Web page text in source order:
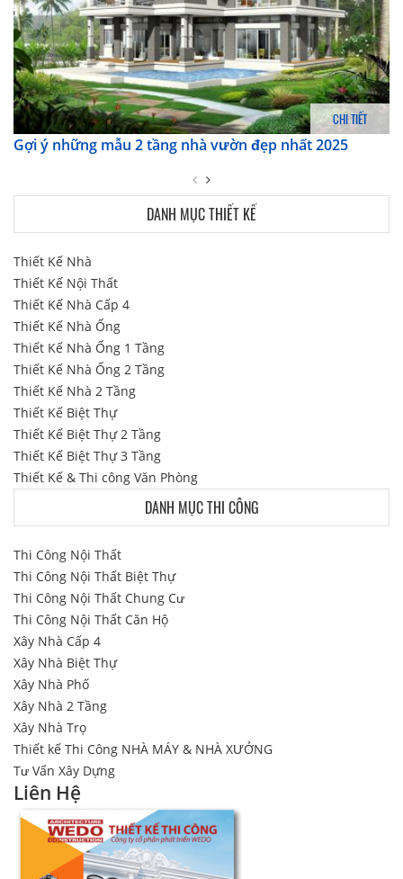
CHI TIẾT
Gợi ý những mẫu 2 tầng nhà vườn đẹp nhất 2025
DANH MỤC THIẾT KẾ
Thiết Kế Nhà
Thiết Kế Nội Thất
Thiết Kế Nhà Cấp 4
Thiết Kế Nhà Ống
Thiết Kế Nhà Ống 1 Tầng
Thiết Kế Nhà Ống 2 Tầng
Thiết Kế Nhà 2 Tầng
Thiết Kế Biệt Thự
Thiết Kế Biệt Thự 2 Tầng
Thiết Kế Biệt Thự 3 Tầng
Thiết Kế & Thi công Văn Phòng
DANH MỤC THI CÔNG
Thi Công Nội Thất
Thi Công Nội Thất Biệt Thự
Thi Công Nội Thất Chung Cư
Thi Công Nội Thất Căn Hộ
Xây Nhà Cấp 4
Xây Nhà Biệt Thự
Xây Nhà Phố
Xây Nhà 2 Tầng
Xây Nhà Trọ
Thiết kế Thi Công NHÀ MÁY & NHÀ XƯỞNG
Tư Vấn Xây Dựng
Liên Hệ